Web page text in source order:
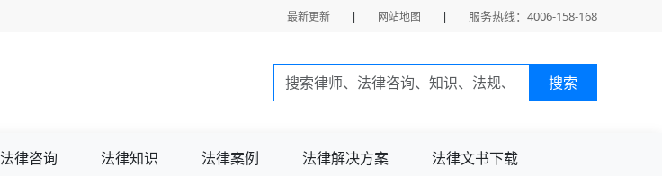
最新更新 | 网站地图 | 服务热线：4006-158-168
搜索
法律咨询 法律知识 法律案例 法律解决方案 法律文书下载